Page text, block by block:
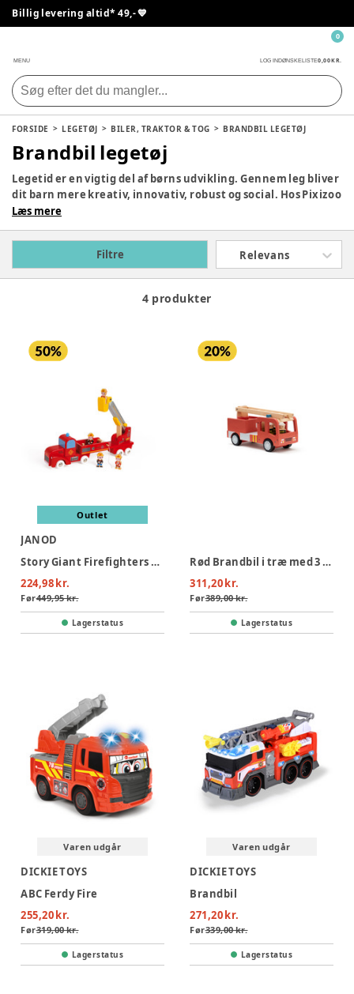
Billig levering altid* 49,- 💙
MENU LOG INDØNSKELISTE0,00 KR.
0
FORSIDE LEGETØJ BILER, TRAKTOR & TOG BRANDBIL LEGETØJ
Brandbil legetøj
Legetid er en vigtig del af børns udvikling. Gennem leg bliver
dit barn mere kreativ, innovativ, robust og social. Hos Pixizoo
har vi samlet det bedste legetøj til både babyer og børn.
barn her.
Læs mere
Filtre Relevans
4 produkter
Outlet
JANOD
Story Giant Firefighters Truck
224,98 kr.
Før449,95 kr.
Lagerstatus
Rød Brandbil i træ med 3 brandmænd
311,20 kr.
Før389,00 kr.
Lagerstatus
Varen udgår
DICKIE TOYS
ABC Ferdy Fire
255,20 kr.
Før319,00 kr.
Lagerstatus
Varen udgår
DICKIE TOYS
Brandbil
271,20 kr.
Før339,00 kr.
Lagerstatus